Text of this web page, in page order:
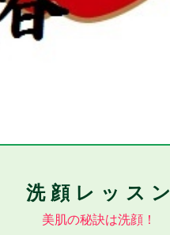
洗 顔 レ ッ ス ン
美肌の秘訣は洗顔！